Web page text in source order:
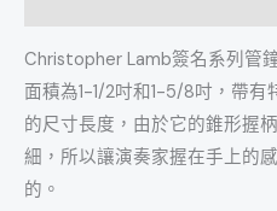
Christopher Lamb簽名系列管
面積為1-1/2吋和1-5/8吋，帶
的尺寸長度，由於它的錐形握
細，所以讓演奏家握在手上的
的。